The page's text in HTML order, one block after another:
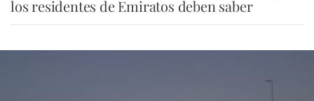
los residentes de Emiratos deben saber